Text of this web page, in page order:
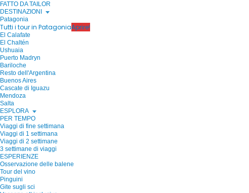
FATTO DA TAILOR
DESTINAZIONI
Patagonia
Tutti i tour in PatagoniaAprire!
El Calafate
El Chaltén
Ushuaia
Puerto Madryn
Bariloche
Resto dell'Argentina
Buenos Aires
Cascate di Iguazu
Mendoza
Salta
ESPLORA
PER TEMPO
Viaggi di fine settimana
Viaggi di 1 settimana
Viaggi di 2 settimane
3 settimane di viaggi
ESPERIENZE
Osservazione delle balene
Tour del vino
Pinguini
Gite sugli sci